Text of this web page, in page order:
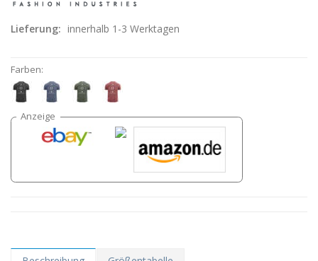
Lieferung: innerhalb 1-3 Werktagen
Farben: